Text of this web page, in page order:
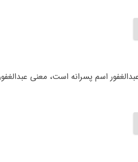
اسم پسرانه است، معنی